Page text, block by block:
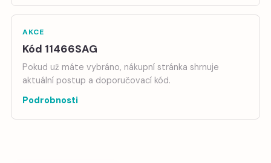
AKCE
Kód 11466SAG
Pokud už máte vybráno, nákupní stránka shrnuje
aktuální postup a doporučovací kód.
Podrobnosti